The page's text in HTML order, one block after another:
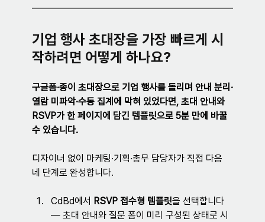
기업 행사 초대장을 가장 빠르게 시
작하려면 어떻게 하나요?
구글폼·종이 초대장으로 기업 행사를 돌리며 안내 분리·
열람 미파악·수동 집계에 막혀 있었다면, 초대 안내와
RSVP가 한 페이지에 담긴 템플릿으로 5분 만에 바꿀
수 있습니다.
디자이너 없이 마케팅·기획·총무 담당자가 직접 다음
네 단계로 완성합니다.
CdBd에서 RSVP 접수형 템플릿을 선택합니다
— 초대 안내와 질문 폼이 미리 구성된 상태로 시